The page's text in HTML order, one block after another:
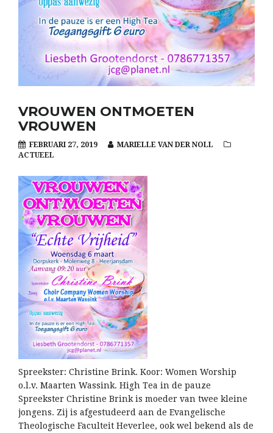
VROUWEN ONTMOETEN
VROUWEN
FEBRUARI 27, 2019
MARIELLE VAN DER NOLL
ACTUEEL
Spreekster: Christine Brink. Koor: Women Worship
o.l.v. Maarten Wassink. High Tea in de pauze
Spreekster Christine Brink is moeder van twee kleine
jongens. Zij is afgestudeerd aan de Evangelische
Theologische Faculteit Heverlee, ook wel bekend als de